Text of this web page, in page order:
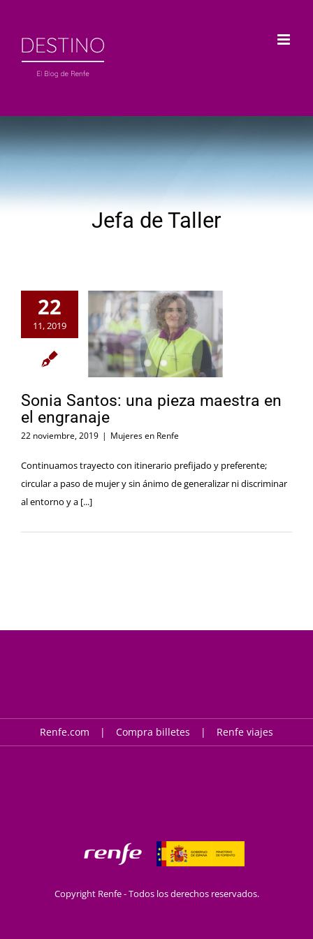
contenido
Jefa de Taller
22
11, 2019
Sonia Santos: una pieza maestra en
el engranaje
22 noviembre, 2019 | Mujeres en Renfe
Continuamos trayecto con itinerario prefijado y preferente;
circular a paso de mujer y sin ánimo de generalizar ni discriminar
al entorno y a [...]
Renfe.com Compra billetes Renfe viajes
Copyright Renfe - Todos los derechos reservados.